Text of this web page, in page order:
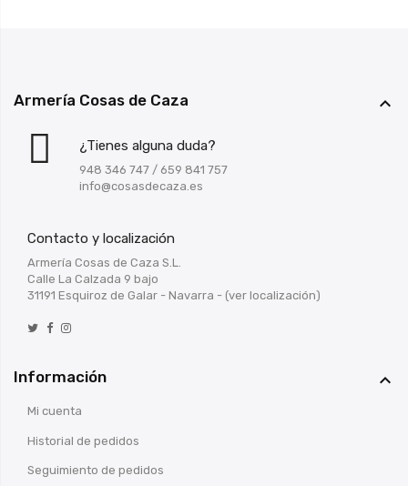
Armería Cosas de Caza 
¿Tienes alguna duda?
948 346 747 / 659 841 757
info@cosasdecaza.es
Contacto y localización
Armería Cosas de Caza S.L.
Calle La Calzada 9 bajo
31191 Esquiroz de Galar - Navarra - (ver localización)
Información 
Mi cuenta
Historial de pedidos
Seguimiento de pedidos